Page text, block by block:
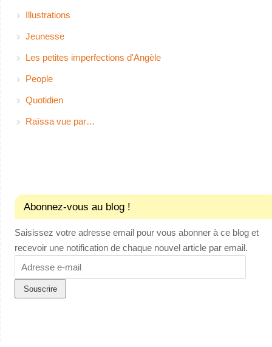
Illustrations
Jeunesse
Les petites imperfections d'Angèle
People
Quotidien
Raïssa vue par…
Abonnez-vous au blog !
Saisissez votre adresse email pour vous abonner à ce blog et
recevoir une notification de chaque nouvel article par email.
Adresse
e-
mail